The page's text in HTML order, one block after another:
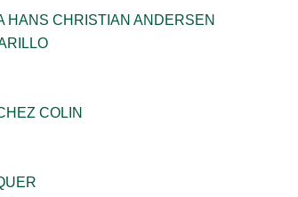
HANS CHRISTIAN ANDERSEN
COLIN